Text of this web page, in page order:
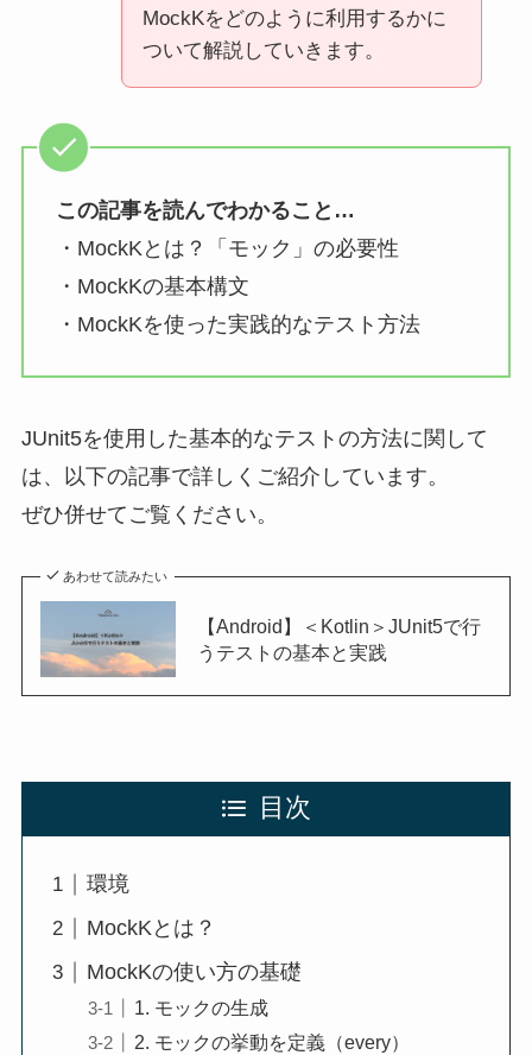
MockKをどのように利用するかに
ついて解説していきます。
この記事を読んでわかること…
・MockKとは？「モック」の必要性
・MockKの基本構文
・MockKを使った実践的なテスト方法
JUnit5を使用した基本的なテストの方法に関して
は、以下の記事で詳しくご紹介しています。
ぜひ併せてご覧ください。
あわせて読みたい
【Android】＜Kotlin＞JUnit5で行
うテストの基本と実践
目次
環境
MockKとは？
MockKの使い方の基礎
1. モックの生成
2. モックの挙動を定義（every）